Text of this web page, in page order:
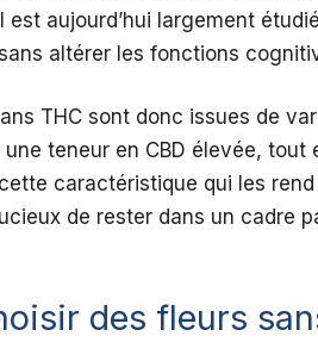
est aujourd’hui largement
altérer les fonctions
THC sont donc issues de
teneur en CBD élevée, tout
caractéristique qui les
de rester dans un cadre
des fleurs